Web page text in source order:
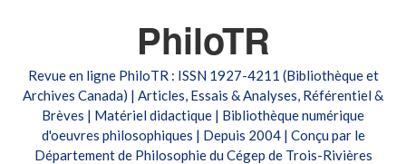
PhiloTR
Revue en ligne PhiloTR : ISSN 1927-4211 (Bibliothèque et
Archives Canada) | Articles, Essais & Analyses, Référentiel &
Brèves | Matériel didactique | Bibliothèque numérique
d'oeuvres philosophiques | Depuis 2004 | Conçu par le
Département de Philosophie du Cégep de Trois-Rivières